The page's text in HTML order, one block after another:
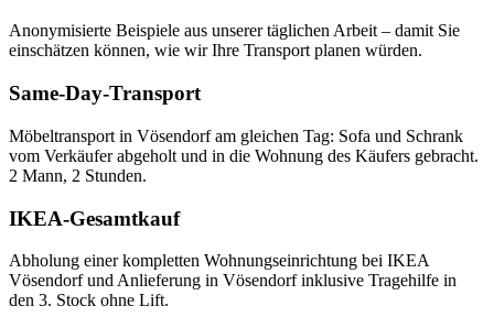
Anonymisierte Beispiele aus unserer täglichen Arbeit – damit Sie
einschätzen können, wie wir Ihre Transportplanen würden.
Same-Day-Transport
Möbeltransport in Vösendorf am gleichen Tag: Sofa und Schrank
vom Verkäufer abgeholt und in die Wohnung des Käufers gebracht.
2 Mann, 2 Stunden.
IKEA-Gesamtkauf
Abholung einer kompletten Wohnungseinrichtung bei IKEA
Vösendorf und Anlieferung in Vösendorf inklusive Tragehilfe in
den 3. Stock ohne Lift.